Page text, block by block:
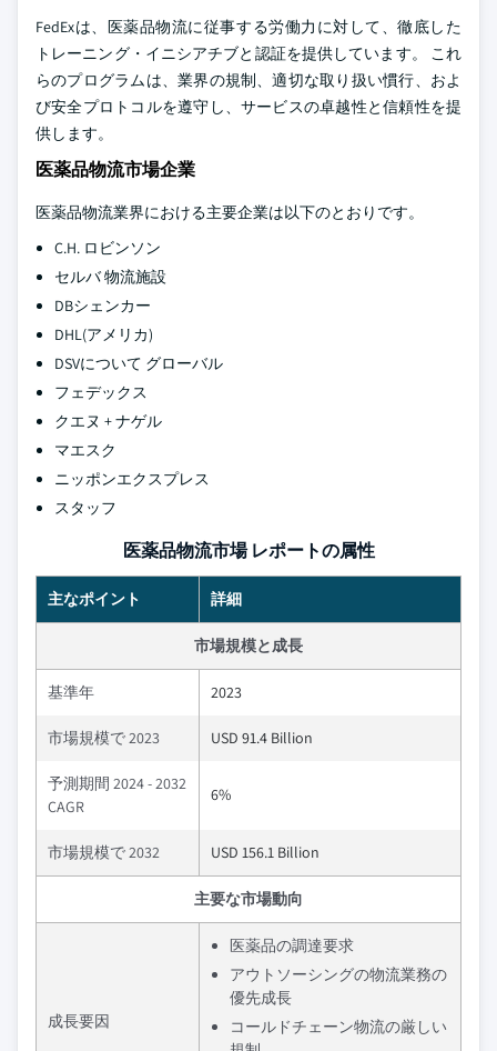
FedExは、医薬品物流に従事する労働力に対して、徹底した
トレーニング・イニシアチブと認証を提供しています。 これ
らのプログラムは、業界の規制、適切な取り扱い慣行、およ
び安全プロトコルを遵守し、サービスの卓越性と信頼性を提
供します。
医薬品物流市場企業
医薬品物流業界における主要企業は以下のとおりです。
C.H. ロビンソン
セルバ 物流施設
DBシェンカー
DHL(アメリカ)
DSVについて グローバル
フェデックス
クエヌ + ナゲル
マエスク
ニッポンエクスプレス
スタッフ
医薬品物流市場 レポートの属性
主なポイント 詳細
市場規模と成長
基準年 2023
市場規模で 2023 USD 91.4 Billion
予測期間 2024 - 2032
CAGR
6%
市場規模で 2032 USD 156.1 Billion
主要な市場動向
成長要因
医薬品の調達要求
アウトソーシングの物流業務の
優先成長
コールドチェーン物流の厳しい